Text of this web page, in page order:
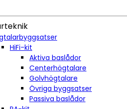
HiFi-kit
Aktiva baslådor
Centerhögtalare
Golvhögtalare
Övriga byggsatser
Passiva baslådor